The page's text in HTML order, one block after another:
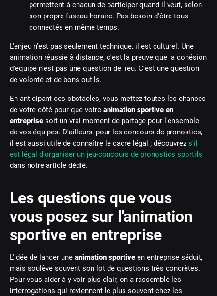
permettent à chacun de participer quand il veut, selon
son propre fuseau horaire. Pas besoin d'être tous
connectés en même temps.
L'enjeu n'est pas seulement technique, il est culturel. Une
animation réussie à distance, c'est la preuve que la cohésion
d'équipe n'est pas une question de lieu. C'est une question
de volonté et de bons outils.
En anticipant ces obstacles, vous mettez toutes les chances
de votre côté pour que votre animation sportive en
entreprise soit un vrai moment de partage pour l'ensemble
de vos équipes. D'ailleurs, pour les concours de pronostics,
il est aussi utile de connaître le cadre légal ; découvrez s'il
est légal d'organiser un jeu-concours de pronostics sportifs
dans notre article dédié.
Les questions que vous
vous posez sur l'animation
sportive en entreprise
L'idée de lancer une animation sportive en entreprise séduit,
mais soulève souvent son lot de questions très concrètes.
Pour vous aider à y voir plus clair, on a rassemblé les
interrogations qui reviennent le plus souvent chez les